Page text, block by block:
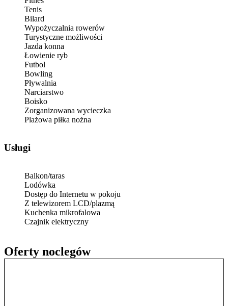
Oferty noclegów
Tenis
Bilard
Wypożyczalnia rowerów
Turystyczne możliwości
Jazda konna
Łowienie ryb
Futbol
Bowling
Pływalnia
Narciarstwo
Boisko
Zorganizowana wycieczka
Plażowa piłka nożna
Usługi
Balkon/taras
Lodówka
Dostęp do Internetu w pokoju
Z telewizorem LCD/plazmą
Kuchenka mikrofalowa
Czajnik elektryczny